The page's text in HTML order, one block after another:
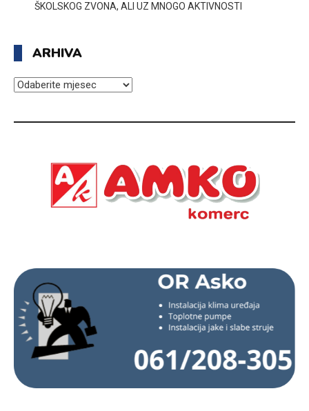
ŠKOLSKOG ZVONA, ALI UZ MNOGO AKTIVNOSTI
ARHIVA
ARHIVA